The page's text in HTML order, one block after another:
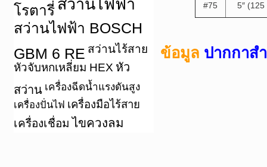
โรตารี่ สว่านไฟฟ้า
สว่านไฟฟ้า BOSCH
GBM 6 RE สว่านไร้สาย
หัวจับหกเหลี่ยม HEX หัว
สว่าน เครื่องฉีดน้ำแรงดันสูง
เครื่องปั่นไฟ เครื่องมือไร้สาย
เครื่องเชื่อม ไขควงลม
#75 5″
ข้อมูล ปากกาส